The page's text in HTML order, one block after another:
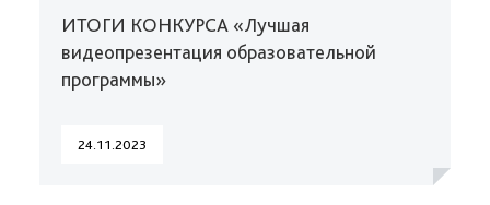
ИТОГИ КОНКУРСА «Лучшая
видеопрезентация образовательной
программы»
24.11.2023